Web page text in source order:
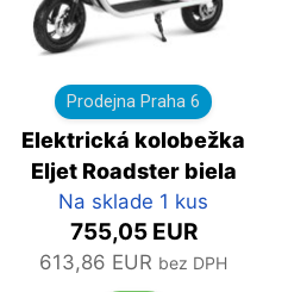
Prodejna Praha 6
Elektrická kolobežka
Eljet Roadster biela
Na sklade 1 kus
755,05 EUR
613,86 EUR bez DPH